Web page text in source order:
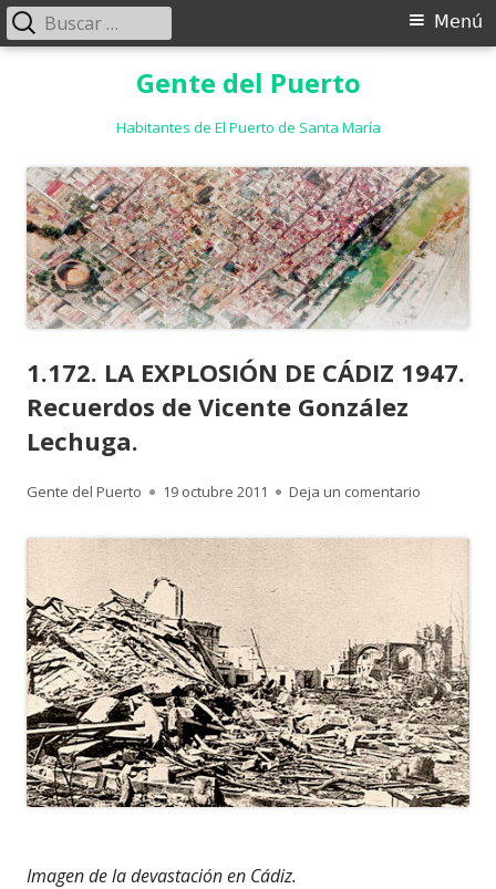
Gente del Puerto
Habitantes de El Puerto de Santa María
Menú
Menú
Buscar:
1.172. LA EXPLOSIÓN DE CÁDIZ 1947.
Recuerdos de Vicente González
Lechuga.
Autor
Gente del Puerto
Publicado
19 octubre 2011 Deja un comentario
Imagen de la devastación en Cádiz.